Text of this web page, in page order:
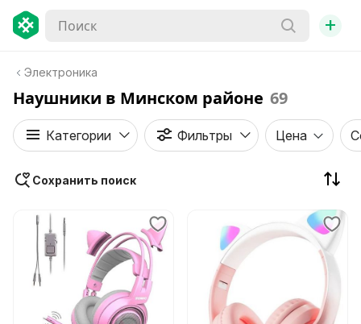
+
Электроника
Наушники в Минском районе 69
Категории Фильтры Цена
Сохранить поиск